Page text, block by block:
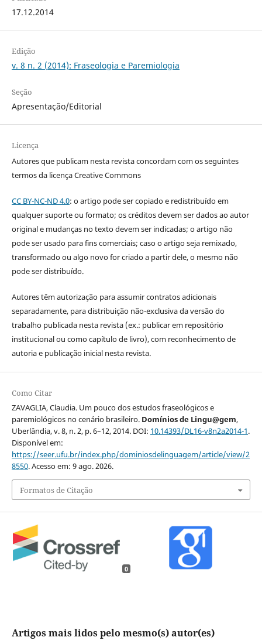
17.12.2014
Edição
v. 8 n. 2 (2014): Fraseologia e Paremiologia
Seção
Apresentação/Editorial
Licença
Autores que publicam nesta revista concordam com os seguintes
termos da licença Creative Commons
CC BY-NC-ND 4.0: o artigo pode ser copiado e redistribuído em
qualquer suporte ou formato; os créditos devem ser dados ao autor
original e mudanças no texto devem ser indicadas; o artigo não
pode ser usado para fins comerciais; caso o artigo seja remixado,
transformado ou algo novo for criado a partir dele, o mesmo não
pode ser distribuído.
Autores têm autorização para assumir contratos adicionais
separadamente, para distribuição não-exclusiva da versão do
trabalho publicada nesta revista (ex.: publicar em repositório
institucional ou como capítulo de livro), com reconhecimento de
autoria e publicação inicial nesta revista.
Como Citar
ZAVAGLIA, Claudia. Um pouco dos estudos fraseológicos e
paremiológicos no cenário brasileiro. Domínios de Lingu@gem,
Uberlândia, v. 8, n. 2, p. 6–12, 2014. DOI: 10.14393/DL16-v8n2a2014-1.
Disponível em:
https://seer.ufu.br/index.php/dominiosdelinguagem/article/view/2
8550. Acesso em: 9 ago. 2026.
Formatos de Citação
0
Artigos mais lidos pelo mesmo(s) autor(es)